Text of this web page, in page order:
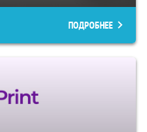
ПОДРОБНЕЕ